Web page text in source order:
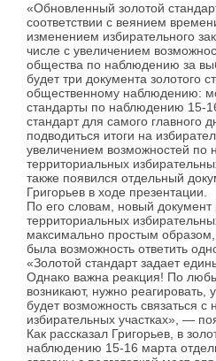
«Обновленный золотой
соответствии с веянием
изменением избирательного
числе с увеличением
общества по наблюдению за
будет три документа золотого
общественному наблюдению:
стандарты по наблюдению 15-
стандарт для самого главного
подводиться итоги на
увеличением возможностей по
территориальных
также появился отдельный
Григорьев в ходе презентации.
По его словам, новый
территориальных
максимально простым
была возможность ответить
«Золотой стандарт задает
Однако важна реакция! По
возникают, нужно
будет возможность связаться
избирательных участках», —
Как рассказал Григорьев, в
наблюдению 15-16 марта